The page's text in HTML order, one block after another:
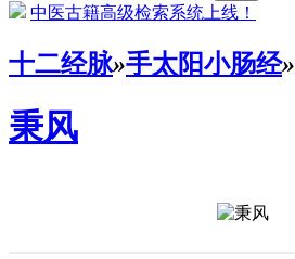
中医古籍高级检索系统上线！
十二经脉»手太阳小肠经»
秉风